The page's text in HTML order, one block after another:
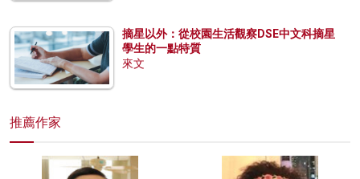
摘星以外：從校園生活觀察DSE中文科摘星
學生的一點特質
來文
推薦作家